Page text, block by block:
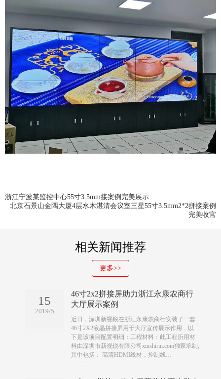
浙江宁波某监控中心55寸3.5mm接案例完美展示
北京石景山金隅大厦4层水木湛清会议室三星55寸3.5mm2*2拼接案例
完美收官
相关新闻推荐
更多>>
15
2019/5
46寸2x2拼接屏助力浙江永康农商行
大厅展示案例
​​近日，深圳新视锐在浙江永康农商行安装了一套
46寸2X2液晶拼接屏用于大厅宣传展示作用，以
下是该项目配置明细：工程材料：此工程所用材
料由深圳市新视锐有限公司xinshirui.com独家承制,
其中包括： 高清HDMI线材，控制线…